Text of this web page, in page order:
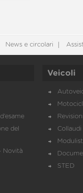
News e circolari
del
Novità
Veicoli
Revisioni
Collaudi
STED